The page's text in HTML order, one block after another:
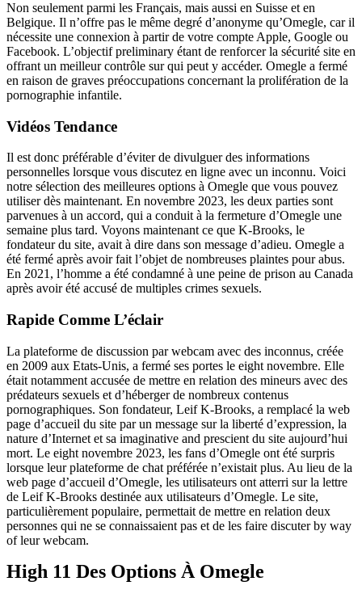
Non seulement parmi les Français, mais aussi en Suisse et en
Belgique. Il n’offre pas le même degré d’anonyme qu’Omegle, car il
nécessite une connexion à partir de votre compte Apple, Google ou
Facebook. L’objectif preliminary étant de renforcer la sécurité site en
offrant un meilleur contrôle sur qui peut y accéder. Omegle a fermé
en raison de graves préoccupations concernant la prolifération de la
pornographie infantile.
Vidéos Tendance
Il est donc préférable d’éviter de divulguer des informations
personnelles lorsque vous discutez en ligne avec un inconnu. Voici
notre sélection des meilleures options à Omegle que vous pouvez
utiliser dès maintenant. En novembre 2023, les deux parties sont
parvenues à un accord, qui a conduit à la fermeture d’Omegle une
semaine plus tard. Voyons maintenant ce que K-Brooks, le
fondateur du site, avait à dire dans son message d’adieu. Omegle a
été fermé après avoir fait l’objet de nombreuses plaintes pour abus.
En 2021, l’homme a été condamné à une peine de prison au Canada
après avoir été accusé de multiples crimes sexuels.
Rapide Comme L’éclair
La plateforme de discussion par webcam avec des inconnus, créée
en 2009 aux Etats-Unis, a fermé ses portes le eight novembre. Elle
était notamment accusée de mettre en relation des mineurs avec des
prédateurs sexuels et d’héberger de nombreux contenus
pornographiques. Son fondateur, Leif K-Brooks, a remplacé la web
page d’accueil du site par un message sur la liberté d’expression, la
nature d’Internet et sa imaginative and prescient du site aujourd’hui
mort. Le eight novembre 2023, les fans d’Omegle ont été surpris
lorsque leur plateforme de chat préférée n’existait plus. Au lieu de la
web page d’accueil d’Omegle, les utilisateurs ont atterri sur la lettre
de Leif K-Brooks destinée aux utilisateurs d’Omegle. Le site,
particulièrement populaire, permettait de mettre en relation deux
personnes qui ne se connaissaient pas et de les faire discuter by way
of leur webcam.
High 11 Des Options À Omegle